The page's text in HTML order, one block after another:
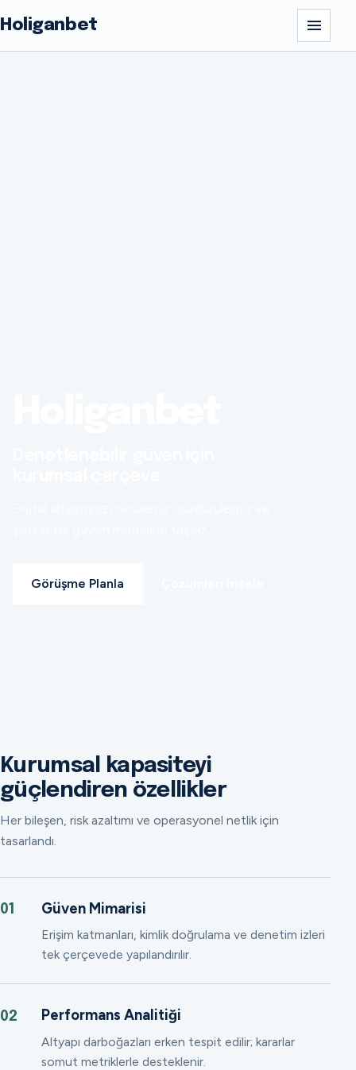
Holiganbet
Görüşme Planla
Kurumsal kapasiteyi
güçlendiren özellikler
Her bileşen, risk azaltımı ve operasyonel netlik için
tasarlandı.
01 Güven Mimarisi
Erişim katmanları, kimlik doğrulama ve denetim izleri
tek çerçevede yapılandırılır.
02 Performans Analitiği
Altyapı darboğazları erken tespit edilir; kararlar
somut metriklerle desteklenir.